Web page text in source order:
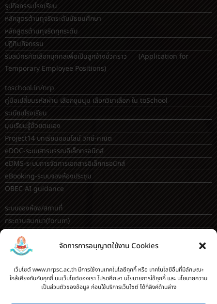
จัดการการอนุญาตใช้งาน Cookies
เว็บไซต์ www.nrpsc.ac.th มีการใช้งานเทคโนโลยีคุกกี้ หรือ เทคโนโลยีอื่นที่มีลักษณะ
ใกล้เคียงกันกับคุกกี้ บนเว็บไซต์ของเรา โปรดศึกษา นโยบายการใช้คุกกี้ และ นโยบายความ
เป็นส่วนตัวของข้อมูล ก่อนใช้บริการเว็บไซต์ ได้ที่ลิงค์ด้านล่าง
รูปกิจกรรมโรงเรียน
หลักสูตรต้านทุจริตระดับมัธยมศึกษา
หลักสูตรต้านทุจริตทุกระดับ
ปฏิทินกิจกรรม
รับสมัครคัดเลือกบุคคลเพื่อเป็นลูกจ้างชั่วคราว (Application for
Temporary Employee Positions)
toschool.in/nrp
คู่มือเปลี่ยนรหัสผ่าน เลือกชุมนุม เลือกวิชาเลือก ใน toSchool
ระเบียบโรงเรียน
มุมเรียนรู้ด้วยตนเอง
Project14 บทเรียนออนไลน์ วิทย์-คณิต
eDOC-ระบบสารบรรณอิเล็กทรอนิกส์
eDMS-ระบบการจัดการเอกสารอิเล็กทรอนิกส์
eBooking-ระบบจองห้องประชุม
OBEC AI guidance
ระบบจองห้อง/สถานที่
กระดานสนทนา(forum)
ระบบส่งแผนการสอนออนไลน์
ระบบนิเทศการจัดการเรียนการสอน
บันทึกข้อมูลเกียรติบัตร/รายงานการอบรม
ทะเบียนคำสั่ง